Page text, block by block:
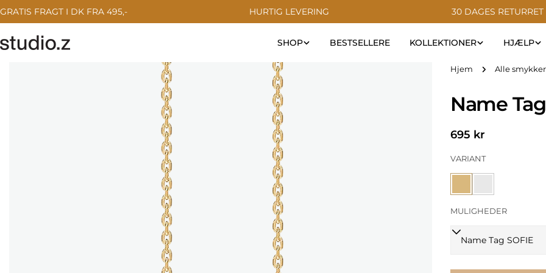
Gå
GRATIS FRAGT I DK FRA 495,- HURTIG LEVERING 30 DAGES RETURRET
SHOP BESTSELLERE KOLLEKTIONER HJÆLP
Hjem Alle smykker
Name
Normal
695 kr
VARIANT
MULIGHEDER